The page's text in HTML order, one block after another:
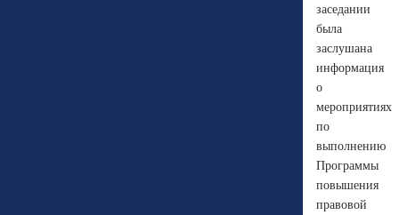
заседании
была
заслушана
информация
о
мероприятиях
по
выполнению
Программы
повышения
правовой